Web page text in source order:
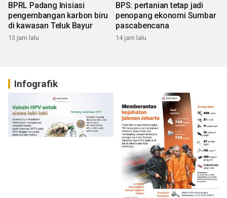
BPRL Padang Inisiasi
pengembangan karbon biru
di kawasan Teluk Bayur
13 jam lalu
BPS: pertanian tetap jadi
penopang ekonomi Sumbar
pascabencana
14 jam lalu
Infografik